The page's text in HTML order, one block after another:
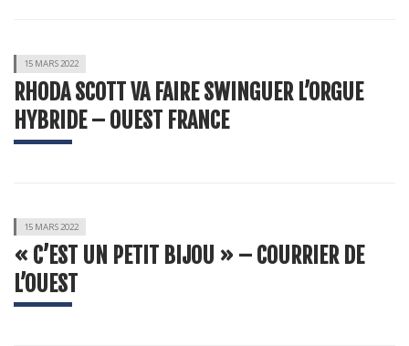
15 MARS 2022
RHODA SCOTT VA FAIRE SWINGUER L’ORGUE
HYBRIDE – OUEST FRANCE
15 MARS 2022
« C’EST UN PETIT BIJOU » – COURRIER DE
L’OUEST